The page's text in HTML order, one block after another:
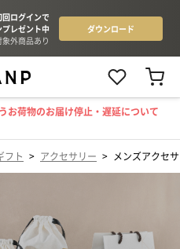
お荷物のお届け停止・遅延について
フト > アクセサリー > メンズアクセ